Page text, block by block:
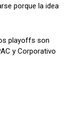
porque la idea
playoffs son
y Corporativo